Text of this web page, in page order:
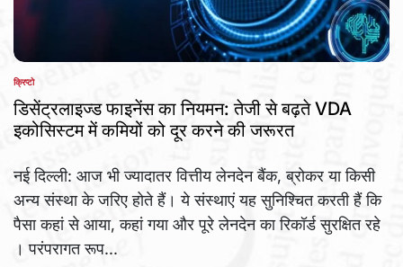
POSTED
IN
क्रिप्टो
डिसेंट्रलाइज्ड फाइनेंस का नियमन: तेजी से बढ़ते VDA
इकोसिस्टम में कमियों को दूर करने की जरूरत
नई दिल्ली: आज भी ज्यादातर वित्तीय लेनदेन बैंक, ब्रोकर या किसी
अन्य संस्था के जरिए होते हैं। ये संस्थाएं यह सुनिश्चित करती हैं कि
पैसा कहां से आया, कहां गया और पूरे लेनदेन का रिकॉर्ड सुरक्षित रहे
। परंपरागत रूप...